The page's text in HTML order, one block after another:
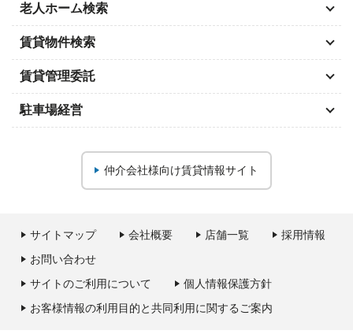
老人ホーム検索
賃貸物件検索
賃貸管理委託
駐車場経営
仲介会社様向け賃貸情報サイト
サイトマップ 会社概要 店舗一覧
採用情報
お問い合わせ
サイトのご利用について
個人情報保護方針
お客様情報の利用目的と共同利用に関するご案内